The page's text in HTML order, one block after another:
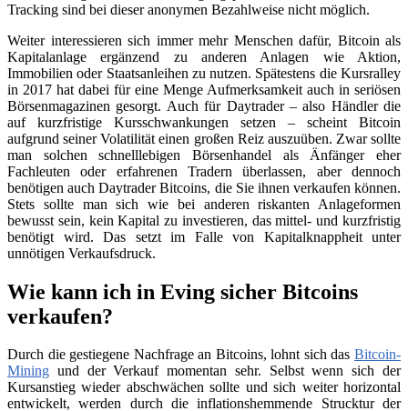
Tracking sind bei dieser anonymen Bezahlweise nicht möglich.
Weiter interessieren sich immer mehr Menschen dafür, Bitcoin als
Kapitalanlage ergänzend zu anderen Anlagen wie Aktion,
Immobilien oder Staatsanleihen zu nutzen. Spätestens die Kursralley
in 2017 hat dabei für eine Menge Aufmerksamkeit auch in seriösen
Börsenmagazinen gesorgt. Auch für Daytrader – also Händler die
auf kurzfristige Kursschwankungen setzen – scheint Bitcoin
aufgrund seiner Volatilität einen großen Reiz auszuüben. Zwar sollte
man solchen schnelllebigen Börsenhandel als Änfänger eher
Fachleuten oder erfahrenen Tradern überlassen, aber dennoch
benötigen auch Daytrader Bitcoins, die Sie ihnen verkaufen können.
Stets sollte man sich wie bei anderen riskanten Anlageformen
bewusst sein, kein Kapital zu investieren, das mittel- und kurzfristig
benötigt wird. Das setzt im Falle von Kapitalknappheit unter
unnötigen Verkaufsdruck.
Wie kann ich in Eving sicher Bitcoins
verkaufen?
Durch die gestiegene Nachfrage an Bitcoins, lohnt sich das Bitcoin-
Mining und der Verkauf momentan sehr. Selbst wenn sich der
Kursanstieg wieder abschwächen sollte und sich weiter horizontal
entwickelt, werden durch die inflationshemmende Strucktur der